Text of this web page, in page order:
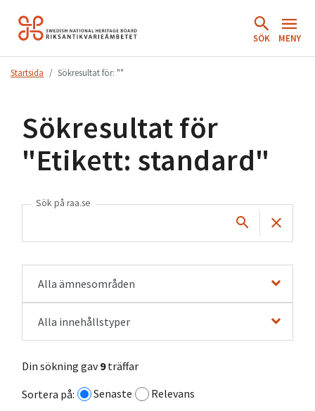
Hoppa
till
SÖK MENY
Startsida Sökresultat för: ""
Sökresultat för
"Etikett: standard"
Sök på raa.se
Alla ämnesområden
Alla innehållstyper
Din sökning gav9träffar
Sortera på:
Senaste Relevans